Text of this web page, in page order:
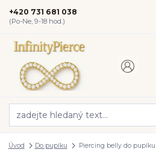
+420 731 681 038
(Po-Ne, 9-18 hod.)
Úvod Do pupíku Piercing belly do